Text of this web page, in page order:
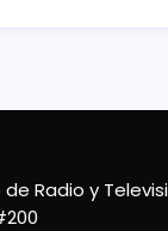
Radio y